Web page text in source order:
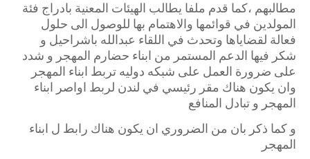
مطالبهم ،كما قدم ملفا يطالب الهيئات المعنية بادراج فئة
المولدين في قوائمها والاهتمام بها للوصول الى حلول
فعالة لقضاياها وتحدث في اللقاء عبدالله باشراحيل و
شكر فيها الدعم المستمر من ابناء حضارم المهجر و شدد
على ضرورة العمل على شبكه دوليه تربط ابناء المهجر
وان يكون هناك مقر رئيسي في لندن لربط اواصر ابناء
المهجر و تبادل المنافع
المهجر